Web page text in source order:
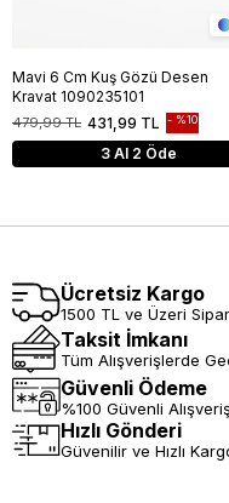
Mavi 6 Cm Kuş Gözü Desen
Kravat 1090235101
431,99 TL
479,99 TL %10
3 Al 2 Öde
Ücretsiz Kargo
1500 TL ve Üzeri
Taksit İmkanı
Tüm Alışverişlerde
Güvenli Ödeme
%100 Güvenli
Hızlı Gönderi
Güvenilir ve Hızlı